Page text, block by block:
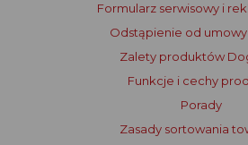
Formularz serwisowy i
Odstąpienie od
Zalety produktów
Funkcje i cechy
Porady
Zasady sortowania